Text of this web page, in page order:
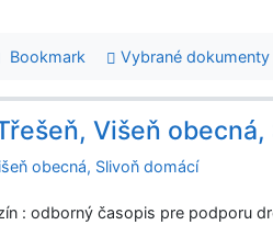
Bookmark Vybrané dokumenty
Višeň
obecná, Slivoň domácí
: odborný časopis pre podporu